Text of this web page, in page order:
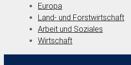
Europa
Land- und Forstwirtschaft
Arbeit und Soziales
Wirtschaft